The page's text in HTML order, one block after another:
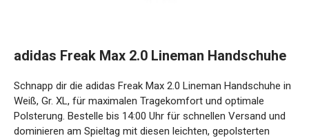
adidas Freak Max 2.0 Lineman Handschuhe
Schnapp dir die adidas Freak Max 2.0 Lineman Handschuhe in
Weiß, Gr. XL, für maximalen Tragekomfort und optimale
Polsterung. Bestelle bis 14:00 Uhr für schnellen Versand und
dominieren am Spieltag mit diesen leichten, gepolsterten